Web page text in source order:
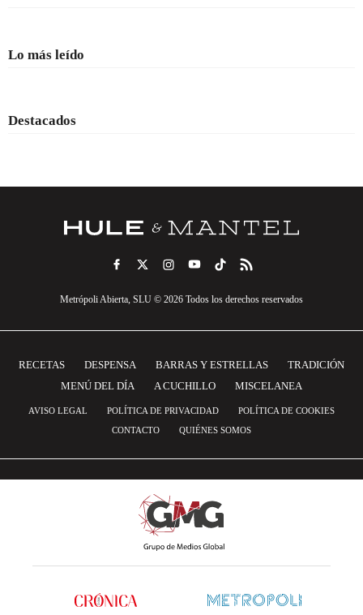
Lo más leído
Destacados
Metrópoli Abierta, SLU © 2026 Todos los derechos reservados
RECETAS DESPENSA BARRAS Y ESTRELLAS
TRADICIÓN
MENÚ DEL DÍA
A CUCHILLO MISCELANEA
AVISO LEGAL POLÍTICA DE PRIVACIDAD
POLÍTICA DE COOKIES
CONTACTO
QUIÉNES SOMOS